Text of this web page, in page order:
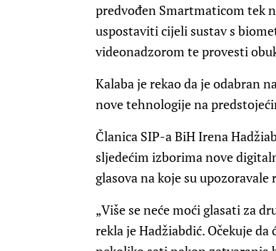
predvođen Smartmaticom tek
uspostaviti cijeli sustav s
videonadzorom te provesti
Kalaba je rekao da je odabran
nove tehnologije na
Članica SIP-a BiH Irena
sljedećim izborima nove
glasova na koje su
„Više se neće moći glasati za
rekla je Hadžiabdić. Očekuje